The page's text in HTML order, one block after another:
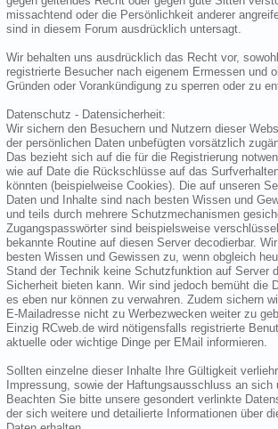
missachtend oder die Persönlichkeit anderer
sind in diesem Forum ausdrücklich untersagt.
Wir behalten uns ausdrücklich das Recht vor,
registrierte Besucher nach eigenem Ermessen und
Gründen oder Vorankündigung zu sperren oder zu
Datenschutz - Datensicherheit:
Wir sichern den Besuchern und Nutzern dieser
der persönlichen Daten unbefügten vorsätzlich
Das bezieht sich auf die für die Registrierung
wie auf Date die Rückschlüsse auf das
könnten (beispielweise Cookies). Die auf unseren
Daten und Inhalte sind nach besten Wissen und
und teils durch mehrere Schutzmechanismen
Zugangspasswörter sind beispielsweise
bekannte Routine auf diesen Server decodierbar.
besten Wissen und Gewissen zu, wenn obgleich
Stand der Technik keine Schutzfunktion auf Server
Sicherheit bieten kann. Wir sind jedoch bemüht die
es eben nur können zu verwahren. Zudem sichern
E-Mailadresse nicht zu Werbezwecken weiter zu
Einzig RCweb.de wird nötigensfalls registrierte
aktuelle oder wichtige Dinge per EMail informieren.
Sollten einzelne dieser Inhalte Ihre Gültigkeit
Impressung, sowie der Haftungsausschluss an sich
Beachten Sie bitte unsere gesondert verlinkte
der sich weitere und detailierte Informationen über